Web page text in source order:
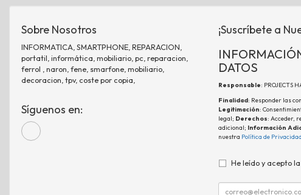
Sobre Nosotros
INFORMATICA, SMARTPHONE, REPARACION,
portatil, informática, mobiliario, pc, reparacion,
ferrol , naron, fene, smarfone, mobiliario,
decoracion, tpv, coste por copia,
Síguenos en:
¡Suscríbete a
DATOS
Responsable: PROJECTS
Finalidad: Responder las
Legitimación:
legal; Derechos: Acceder,
adicional; Información
nuestra Política de Privacidad
He leído y acepto la